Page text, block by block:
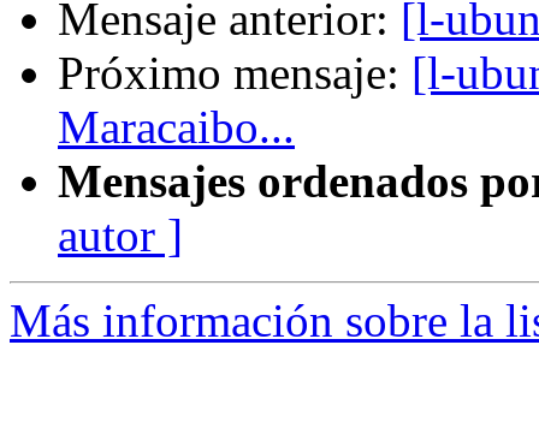
Mensaje anterior: [l-
Próximo mensaje: [l-
Maracaibo...
Mensajes ordenados
autor ]
Más información sobre la